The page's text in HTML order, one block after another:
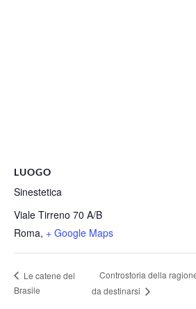
LUOGO
Sinestetica
Viale Tirreno 70 A/B
Roma, + Google Maps
Le catene del
Brasile
Controstoria della
da destinarsi